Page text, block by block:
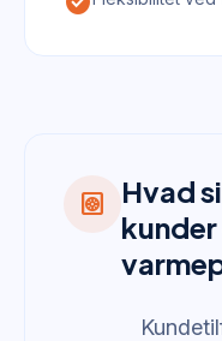
heat_pump
Hvad